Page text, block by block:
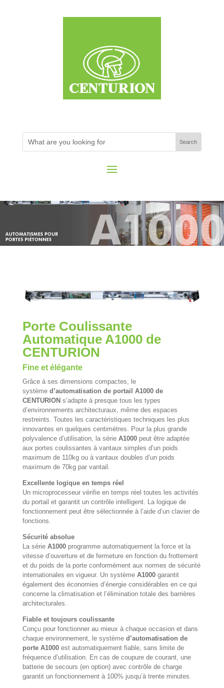
Porte Coulissante
Automatique A1000 de
CENTURION
Fine et élégante
Grâce à ses dimensions compactes, le
système d’automatisation de portail A1000 de
CENTURION s’adapte à presque tous les types
d’environnements architecturaux, même des espaces
restreints. Toutes les caractéristiques techniques les plus
innovantes en quelques centimètres. Pour la plus grande
polyvalence d’utilisation, la série A1000peut être adaptée
aux portes coulissantes à vantaux simples d’un poids
maximum de 110kg ou à vantaux doubles d’un poids
maximum de 70kg par vantail.
Excellente logique en temps réel
Un microprocesseur vérifie en temps réel toutes les activités
du portail et garantit un contrôle intelligent. La logique de
fonctionnement peut être sélectionnée à l’aide d’un clavier de
fonctions.
Sécurité absolue
La série A1000programme automatiquement la force et la
vitesse d’ouverture et de fermeture en fonction du frottement
et du poids de la porte conformément aux normes de sécurité
internationales en vigueur. Un système A1000garantit
également des économies d’énergie considérables en ce qui
concerne la climatisation et l’élimination totale des barrières
architecturales.
Fiable et toujours coulissante
Conçu pour fonctionner au mieux à chaque occasion et dans
chaque environnement, le système d’automatisation de
porte A1000est automatiquement fiable, sans limite de
fréquence d’utilisation. En cas de coupure de courant, une
batterie de secours (en option) avec contrôle de charge
garantit un fonctionnement à 100% jusqu’à trente minutes.